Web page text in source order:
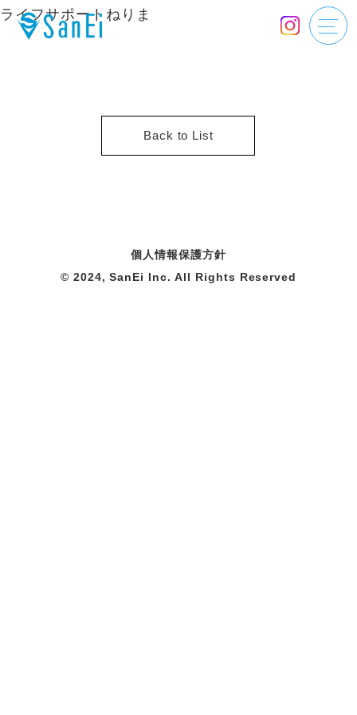
ライフサポートねりま
Back to List
個人情報保護方針
© 2024, SanEi Inc. All Rights Reserved